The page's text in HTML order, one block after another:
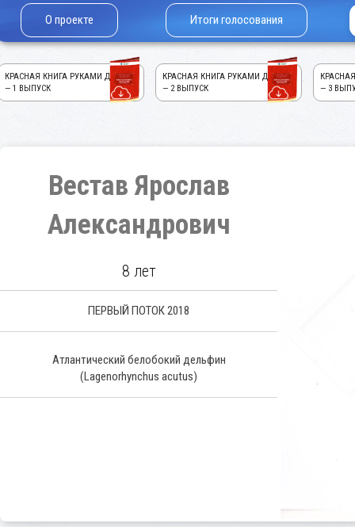
О проекте Итоги голосования
КРАСНАЯ КНИГА РУКАМИ ДЕТЕЙ!
— 1 ВЫПУСК
КРАСНАЯ КНИГА РУКАМИ ДЕТЕЙ!
— 2 ВЫПУСК
— 3
Вестав Ярослав
Александрович
8 лет
ПЕРВЫЙ ПОТОК 2018
Атлантический белобокий дельфин
(Lagenorhynchus acutus)